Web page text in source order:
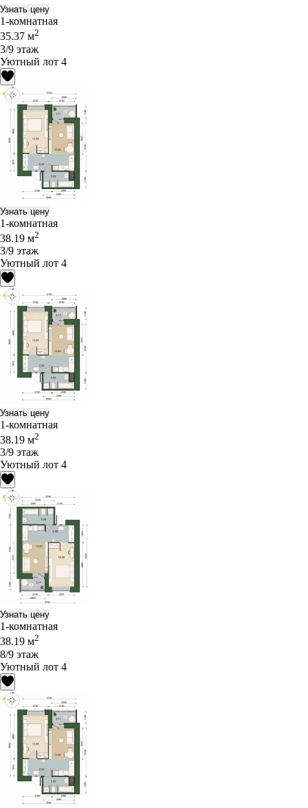
Узнать цену
1-комнатная
35.37 м2
3/9 этаж
Уютный лот 4
Узнать цену
1-комнатная
38.19 м2
3/9 этаж
Уютный лот 4
Узнать цену
1-комнатная
38.19 м2
3/9 этаж
Уютный лот 4
Узнать цену
1-комнатная
38.19 м2
8/9 этаж
Уютный лот 4